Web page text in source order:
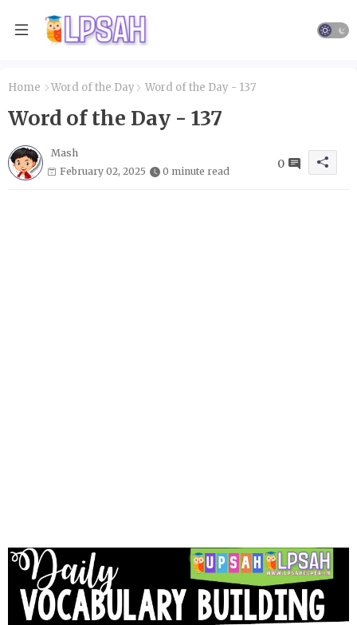
Home Word of the Day Word of the Day - 137
Word of the Day - 137
Mash
February 02, 2025
0 minute read
0